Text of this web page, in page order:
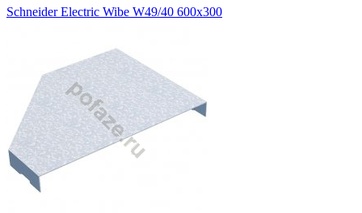
Schneider Electric Wibe W49/40 600х300